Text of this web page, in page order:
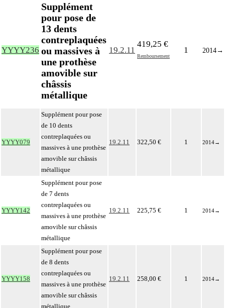
YYYY236
Supplément
pour pose de
13 dents
contreplaquées
ou massives à
une prothèse
amovible sur
châssis
métallique
19.2.11
419,25 €
Remboursement
1 2014→
YYYY079
Supplément pour pose
de 10 dents
contreplaquées ou
massives à une prothèse
amovible sur châssis
métallique
19.2.11 322,50 € 1 2014→
YYYY142
Supplément pour pose
de 7 dents
contreplaquées ou
massives à une prothèse
amovible sur châssis
métallique
19.2.11 225,75 € 1 2014→
YYYY158
Supplément pour pose
de 8 dents
contreplaquées ou
massives à une prothèse
amovible sur châssis
métallique
19.2.11 258,00 € 1 2014→